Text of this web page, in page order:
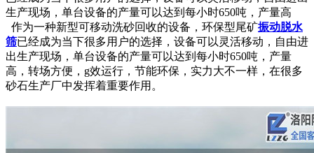
生产现场，单台设备的产量可以达到每小时650吨，产量高
作为一种新型可移动洗砂回收的设备，环保型尾矿振动脱水
筛已经成为当下很多用户的选择，设备可以灵活移动，自由进
出生产现场，单台设备的产量可以达到每小时650吨，产量
高，转场方便，g效运行，节能环保，实力大不一样，在很多
砂石生产厂中发挥着重要作用。